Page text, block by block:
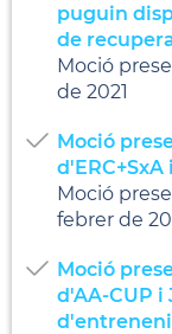
puguin
de
Moció
de 2021
Moció
Moció
febrer de
Moció
d'AA-CUP i